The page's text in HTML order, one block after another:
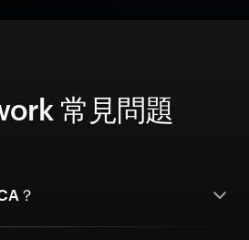
常見問題
？